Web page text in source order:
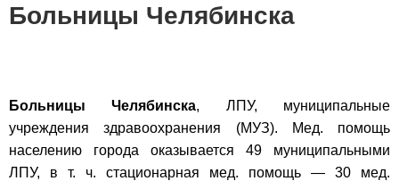
Больницы Челябинска
Больницы Челябинска, ЛПУ, муниципальные
учреждения здравоохранения (МУЗ). Мед. помощь
населению города оказывается 49 муниципальными
ЛПУ, в т. ч. стационарная мед. помощь — 30 мед.